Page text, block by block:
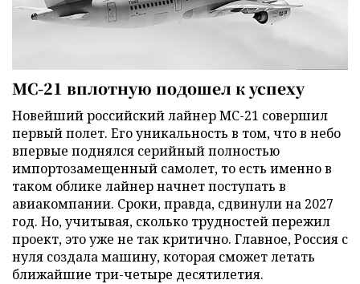
МС-21 вплотную подошел к успеху
Новейший российский лайнер МС-21 совершил
первый полет. Его уникальность в том, что в небо
впервые поднялся серийный полностью
импортозамещенный самолет, то есть именно в
таком облике лайнер начнет поступать в
авиакомпании. Сроки, правда, сдвинули на 2027
год. Но, учитывая, сколько трудностей пережил
проект, это уже не так критично. Главное, Россия с
нуля создала машину, которая сможет летать
ближайшие три-четыре десятилетия.